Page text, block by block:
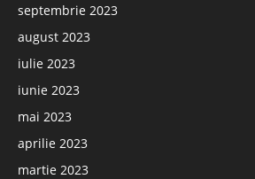
septembrie 2023
august 2023
iulie 2023
iunie 2023
mai 2023
aprilie 2023
martie 2023